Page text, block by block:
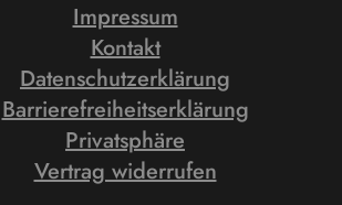
Impressum
Kontakt
Datenschutzerklärung
Barrierefreiheitserklärung
Privatsphäre
Vertrag widerrufen